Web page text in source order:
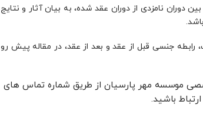
دوران نامزدی از دوران عقد شده، به بیان آثار و نتایج
رابطه جنسی قبل از عقد و بعد از عقد، در مقاله پیش رو
موسسه مهر پارسیان از طریق شماره تماس های